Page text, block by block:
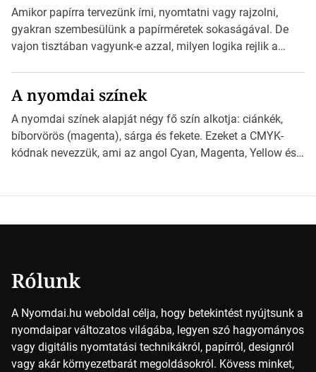
esetben konzultáljunk a nyomdával, mielőtt elkezdjük a
nyomdai előkészítést!Nehogy az elkészült munka után
derüljön ki, hogy valamit másképp kellett volna csinálni! […]
Amikor papírra tervezünk írni, nyomtatni vagy rajzolni,
gyakran szembesülünk a papírméretek sokaságával. De
vajon tisztában vagyunk-e azzal, milyen logika rejlik a
*Hirdetés Ebben a cikkben a papírméretek izgalmas
világába kalauzolunk el téged, hogy jobban megértsd,
milyen szempontok alapján érdemes választanod a
jövőben. Bevezetés a papírméretek világába A […]
A nyomdai színek
A nyomdai színek alapját négy fő szín alkotja: ciánkék,
bíborvörös (magenta), sárga és fekete. Ezeket a CMYK-
kódnak nevezzük, ami az angol Cyan, Magenta, Yellow és
Rólunk
A Nyomdai.hu weboldal célja, hogy betekintést nyújtsunk a
nyomdaipar változatos világába, legyen szó hagyományos
vagy digitális nyomtatási technikákról, papírról, designról
vagy akár környezetbarát megoldásokról. Kövess minket,